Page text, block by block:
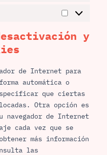
y
de Internet para
automática o
que ciertas
Otra opción es
navegador de Internet
cada vez que se
más información
las